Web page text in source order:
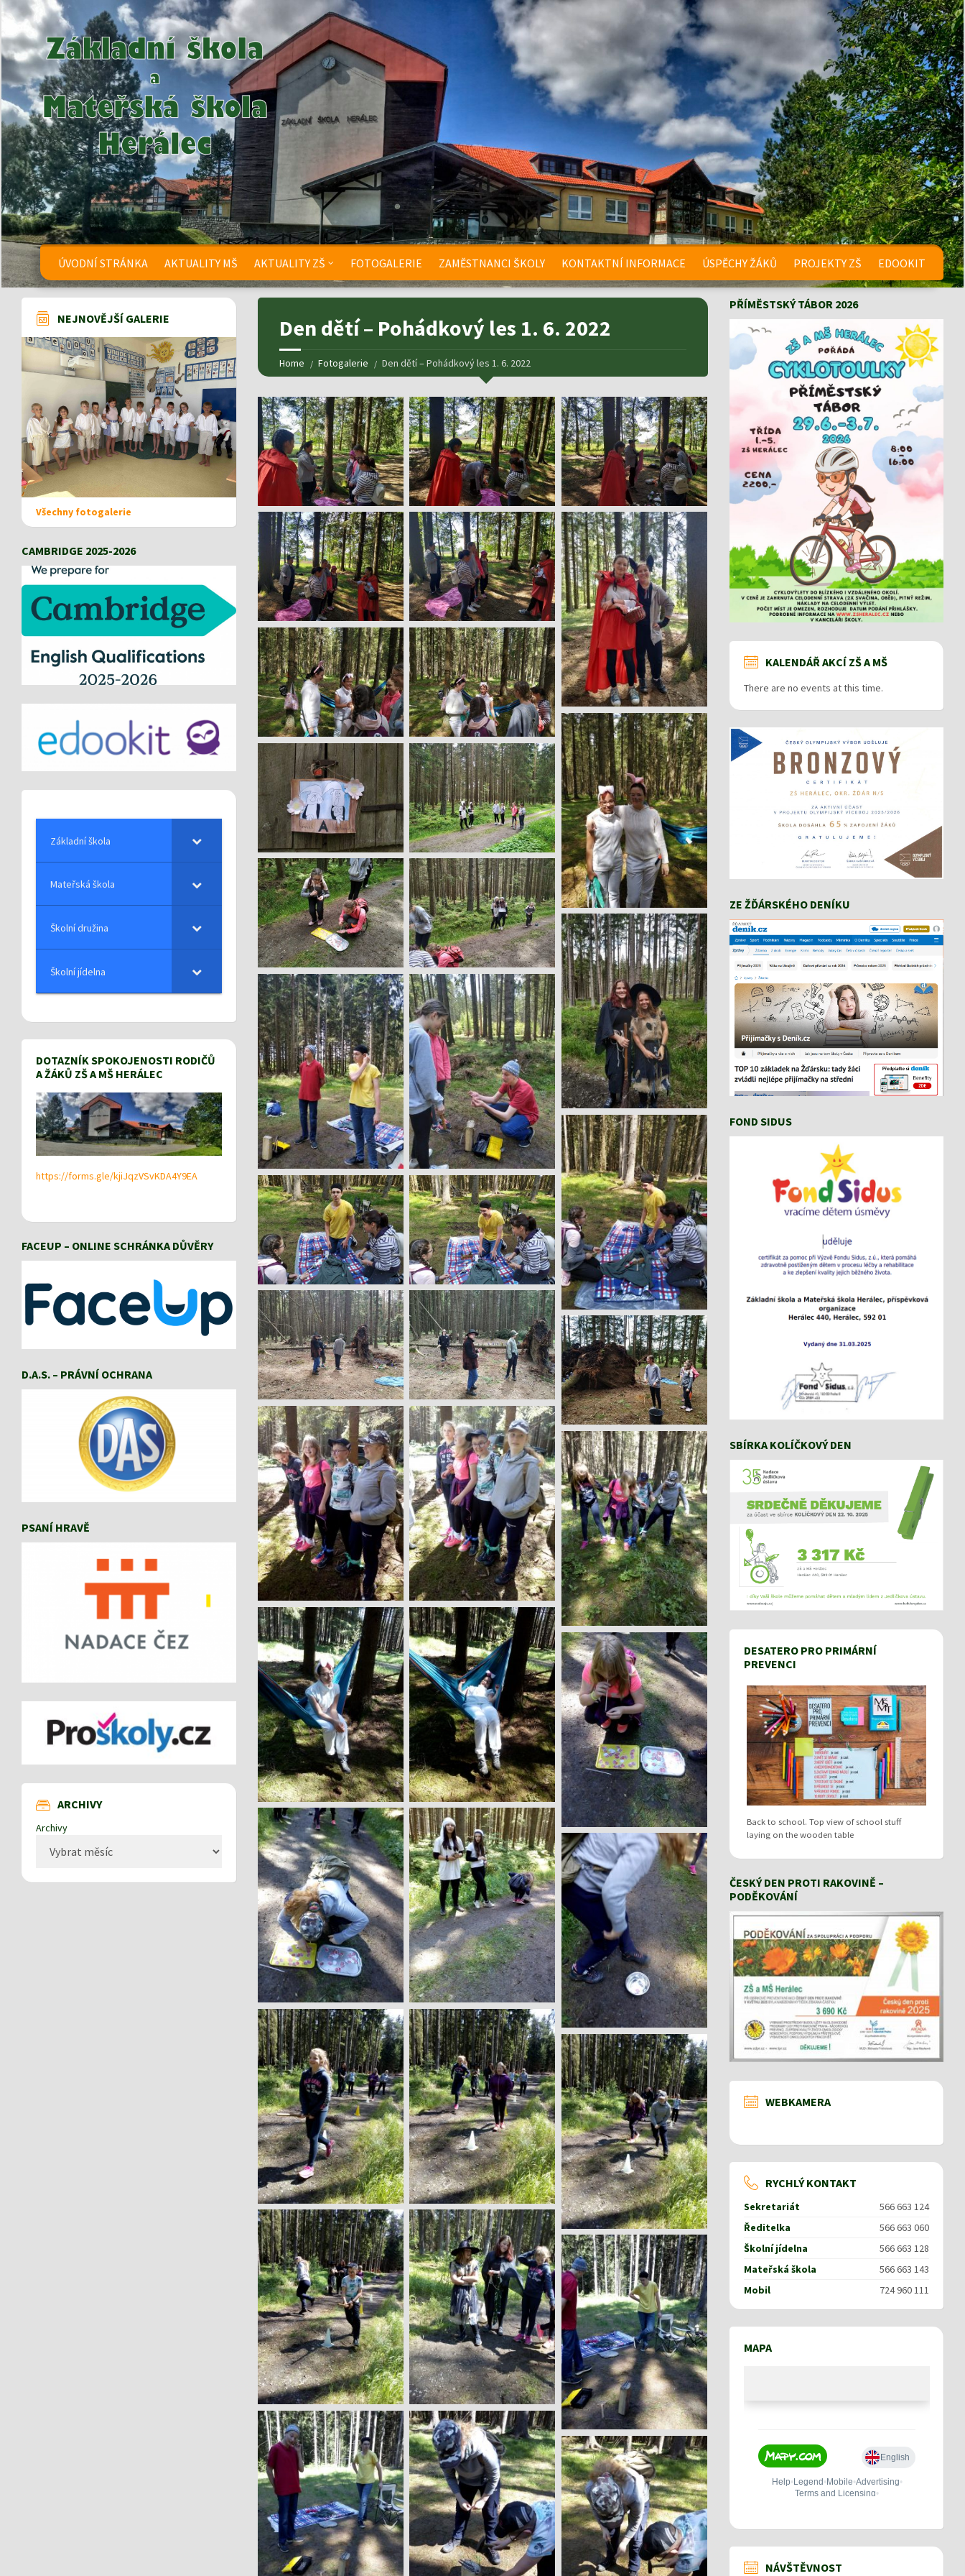
ÚVODNÍ STRÁNKA AKTUALITY MŠ AKTUALITY ZŠ FOTOGALERIE ZAMĚSTNANCI ŠKOLY KONTAKTNÍ INFORMACE ÚSPĚCHY ŽÁKŮ PROJEKTY ZŠ EDOOKIT
Den dětí – Pohádkový les 1. 6. 2022
Home Fotogalerie Den dětí – Pohádkový les 1. 6. 2022
NEJNOVĚJŠÍ GALERIE
Všechny fotogalerie
CAMBRIDGE 2025-2026
Základní škola
Mateřská škola
Školní družina
Školní jídelna
DOTAZNÍK SPOKOJENOSTI RODIČŮ
A ŽÁKŮ ZŠ A MŠ HERÁLEC
https://forms.gle/kjiJqzVSvKDA4Y9EA
FACEUP – ONLINE SCHRÁNKA DŮVĚRY
D.A.S. – PRÁVNÍ OCHRANA
PSANÍ HRAVĚ
ARCHIVY
Archivy
PŘÍMĚSTSKÝ TÁBOR 2026
KALENDÁŘ AKCÍ ZŠ A MŠ
There are no events at this time.
ZE ŽĎÁRSKÉHO DENÍKU
FOND SIDUS
SBÍRKA KOLÍČKOVÝ DEN
DESATERO PRO PRIMÁRNÍ
PREVENCI
Back to school. Top view of school stuff
laying on the wooden table
ČESKÝ DEN PROTI RAKOVINĚ –
PODĚKOVÁNÍ
WEBKAMERA
RYCHLÝ KONTAKT
Sekretariát
566 663 124
Ředitelka
566 663 060
Školní jídelna
566 663 128
Mateřská škola
566 663 143
Mobil
724 960 111
MAPA
NÁVŠTĚVNOST